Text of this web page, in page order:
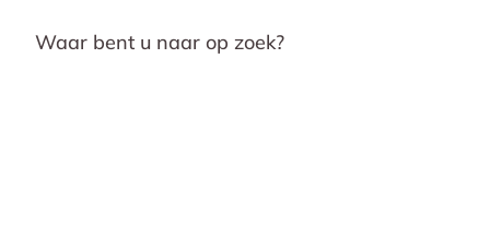
Waar bent u naar op zoek?